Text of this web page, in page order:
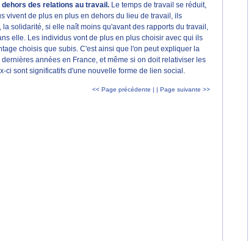
des relations au travail.Le temps de travail se réduit,
vivent de plus en plus en dehors du lieu de travail, ils
solidarité, si elle naît moins qu'avant des rapports du travail,
elle. Les individus vont de plus en plus choisir avec qui ils
choisis que subis. C'est ainsi que l'on peut expliquer la
années en France, et même si on doit relativiser les
sont significatifs d'une nouvelle forme de lien social.
<< Page précédente | | Page suivante >>